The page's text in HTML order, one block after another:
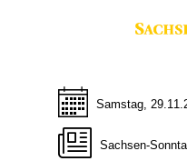
Samstag,
Sachsen-